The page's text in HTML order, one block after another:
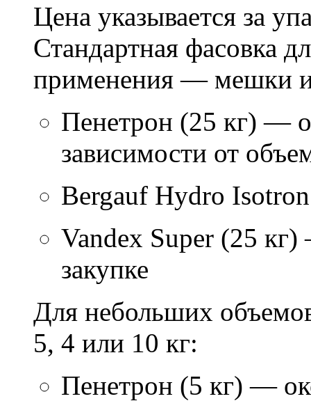
Цена указывается за
Стандартная фасовка
применения — мешки
Пенетрон (25 кг) —
зависимости от
Bergauf Hydro
Vandex Super (25
закупке
Для небольших
5, 4 или 10 кг:
Пенетрон (5 кг) —